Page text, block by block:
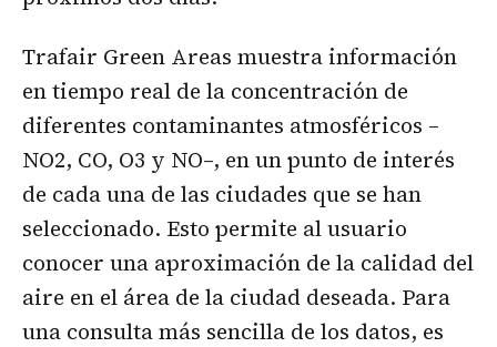
Trafair Green Areas muestra información
en tiempo real de la concentración de
diferentes contaminantes atmosféricos –
NO2, CO, O3 y NO–, en un punto de interés
de cada una de las ciudades que se han
seleccionado. Esto permite al usuario
conocer una aproximación de la calidad del
aire en el área de la ciudad deseada. Para
una consulta más sencilla de los datos, es